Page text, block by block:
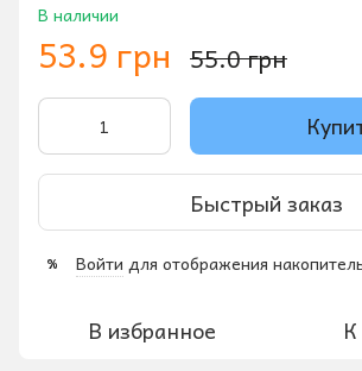
В наличии
53.9 грн 55.0 грн
Быстрый заказ
% Войти для отображения
В избранное